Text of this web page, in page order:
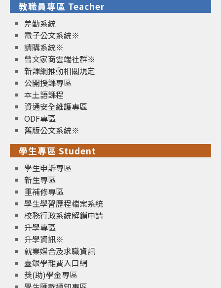
教職員專區 Teacher
差勤系統
電子公文系統※
請購系統※
曾文家商雲端社群※
新課綱推動相關規定
公開授課專區
本土語課程
資通安全維護專區
ODF專區
舊版公文系統※
學生專區 Student
學生申訴專區
新生專區
重補修專區
學生學習歷程檔案系統
校務行政系統解鎖申請
升學專區
升學資訊※
就業媒合及求職資訊
臺銀學雜費入口網
獎(助)學金專區